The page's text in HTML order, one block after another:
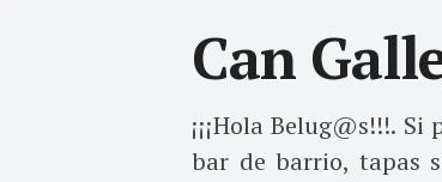
Can
¡¡¡Hola Belug@s!!!. Si
bar de barrio, tapas